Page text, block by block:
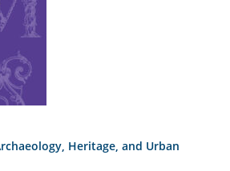
Heritage, and Urban